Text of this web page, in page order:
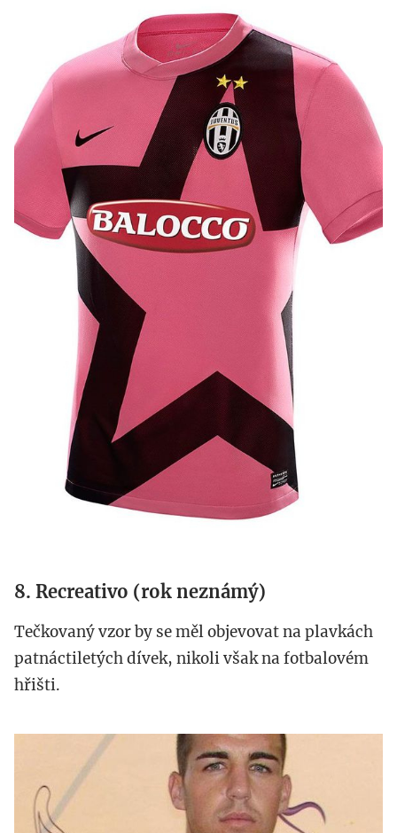
juventus.jpg
8. Recreativo (rok neznámý)
Tečkovaný vzor by se měl objevovat na plavkách
patnáctiletých dívek, nikoli však na fotbalovém
hřišti.
recreativo.jpg